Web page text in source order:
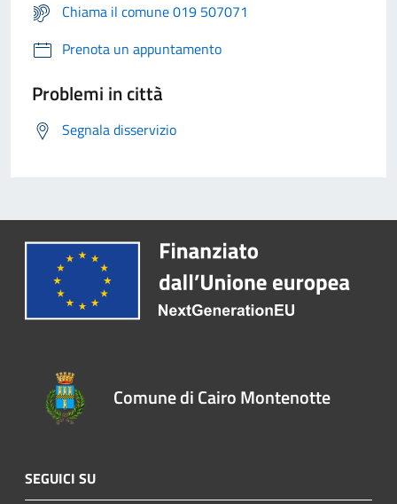
Chiama il comune 019 507071
Prenota un appuntamento
Problemi in città
Segnala disservizio
Comune di Cairo Montenotte
SEGUICI SU